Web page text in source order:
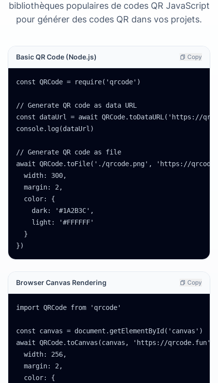
bibliothèques populaires de codes QR JavaScript
pour générer des codes QR dans vos projets.
Basic QR Code (Node.js) Copy
const QRCode = require('qrcode')
// Generate QR code as data URL
const dataUrl = await QRCode.toDataURL('https://
console.log(dataUrl)
// Generate QR code as file
await QRCode.toFile('./qrcode.png', 'https://
  width: 300,
  margin: 2,
  color: {
    dark: '#1A2B3C',
    light: '#FFFFFF'
  }
})
Browser Canvas Rendering Copy
import QRCode from 'qrcode'
const canvas = document.getElementById('canvas')
await QRCode.toCanvas(canvas, 'https://
  width: 256,
  margin: 2,
  color: {